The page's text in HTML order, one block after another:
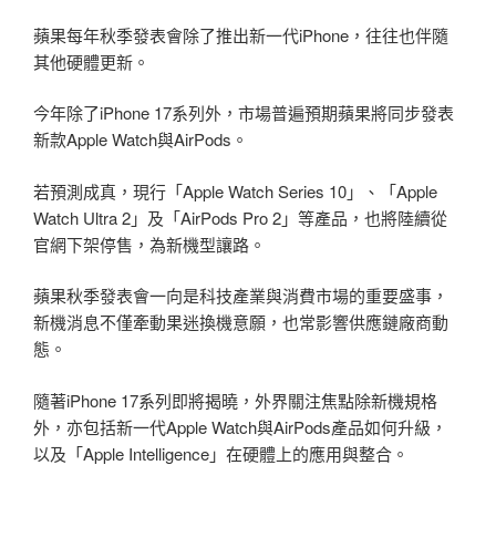
蘋果每年秋季發表會除了推出新一代iPhone，往往也伴隨
其他硬體更新。
今年除了iPhone 17系列外，市場普遍預期蘋果將同步發表
新款Apple Watch與AirPods。
若預測成真，現行「Apple Watch Series 10」、「Apple
Watch Ultra 2」及「AirPods Pro 2」等產品，也將陸續從
官網下架停售，為新機型讓路。
蘋果秋季發表會一向是科技產業與消費市場的重要盛事，
新機消息不僅牽動果迷換機意願，也常影響供應鏈廠商動
態。
隨著iPhone 17系列即將揭曉，外界關注焦點除新機規格
外，亦包括新一代Apple Watch與AirPods產品如何升級，
以及「Apple Intelligence」在硬體上的應用與整合。